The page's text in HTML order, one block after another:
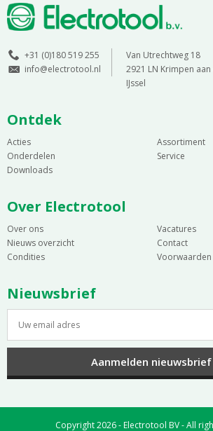
+31 (0)180 519 255
info@electrotool.nl
Van Utrechtweg 18
2921 LN Krimpen aan
IJssel
Ontdek
Acties
Assortiment
Onderdelen
Service
Downloads
Over Electrotool
Over ons
Vacatures
Nieuws overzicht
Contact
Condities
Voorwaarden
Nieuwsbrief
Aanmelden nieuwsbrief
Copyright 2026 - Electrotool BV - All